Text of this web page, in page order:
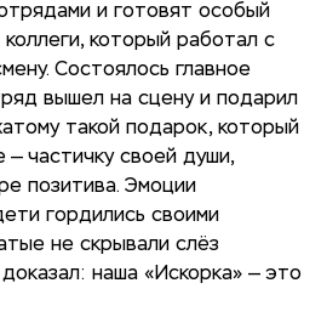
и готовят особый
который работал с
Состоялось главное
вышел на сцену и подарил
такой подарок, который
— частичку своей души,
позитива. Эмоции
гордились своими
не скрывали слёз
наша «Искорка» — это